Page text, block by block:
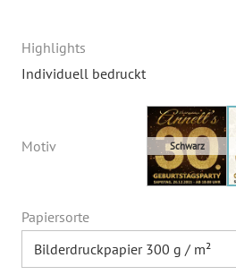
Highlights
Individuell bedruckt
Motiv
Papiersorte